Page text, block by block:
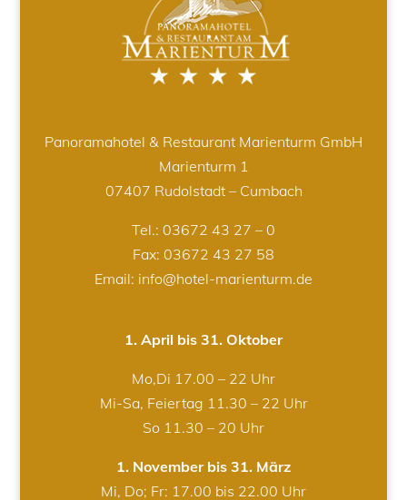
Panoramahotel & Restaurant Marienturm GmbH
Marienturm 1
07407 Rudolstadt – Cumbach
Tel.: 03672 43 27 – 0
Fax: 03672 43 27 58
Email: info@hotel-marienturm.de
1. April bis 31. Oktober
Mo,Di 17.00 – 22 Uhr
Mi-Sa, Feiertag 11.30 – 22 Uhr
So 11.30 – 20 Uhr
1. November bis 31. März
Mi, Do; Fr: 17.00 bis 22.00 Uhr